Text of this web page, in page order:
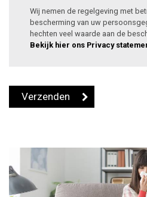
Wij nemen de regelgeving met
bescherming van uw
hechten veel waarde aan de
Bekijk hier ons Privacy